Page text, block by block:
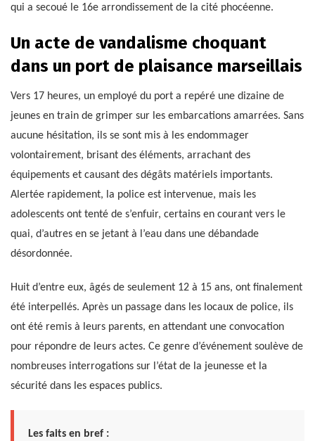
qui a secoué le 16e arrondissement de la cité phocéenne.
Un acte de vandalisme choquant
dans un port de plaisance marseillais
Vers 17 heures, un employé du port a repéré une dizaine de
jeunes en train de grimper sur les embarcations amarrées. Sans
aucune hésitation, ils se sont mis à les endommager
volontairement, brisant des éléments, arrachant des
équipements et causant des dégâts matériels importants.
Alertée rapidement, la police est intervenue, mais les
adolescents ont tenté de s’enfuir, certains en courant vers le
quai, d’autres en se jetant à l’eau dans une débandade
désordonnée.
Huit d’entre eux, âgés de seulement 12 à 15 ans, ont finalement
été interpellés. Après un passage dans les locaux de police, ils
ont été remis à leurs parents, en attendant une convocation
pour répondre de leurs actes. Ce genre d’événement soulève de
nombreuses interrogations sur l’état de la jeunesse et la
sécurité dans les espaces publics.
Les faits en bref :